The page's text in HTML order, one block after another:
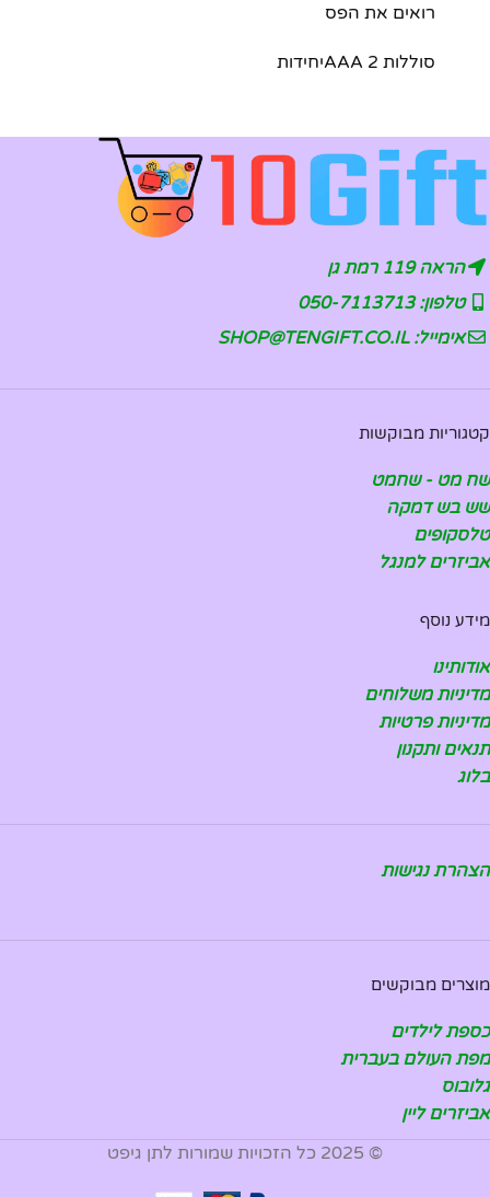
רואים את הפס
סוללות AAA 2יחידות
הראה 119 רמת גן
טלפון: 050-7113713
אימייל: SHOP@TENGIFT.CO.IL
קטגוריות מבוקשות
שח מט - שחמט
שש בש דמקה
טלסקופים
אביזרים למנגל
מידע נוסף
אודותינו
מדיניות משלוחים
מדיניות פרטיות
תנאים ותקנון
בלוג
הצהרת נגישות
מוצרים מבוקשים
כספת לילדים
מפת העולם בעברית
גלובוס
אביזרים ליין
© 2025 כל הזכויות שמורות לתן גיפט